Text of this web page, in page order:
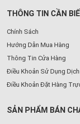
THÔNG TIN CẦN
Chính Sách
Hướng Dẫn Mua Hàng
Thông Tin Cửa Hàng
Điều Khoản Sử Dụng Dịch
Điều Khoản Đặt Hàng
SẢN PHẨM BÁN